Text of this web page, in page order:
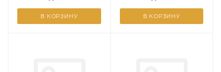
В КОРЗИНУ В КОРЗИНУ